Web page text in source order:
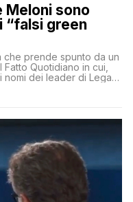
Meloni sono
“falsi green
che prende spunto da un
Quotidiano in cui,
dei leader di Lega e